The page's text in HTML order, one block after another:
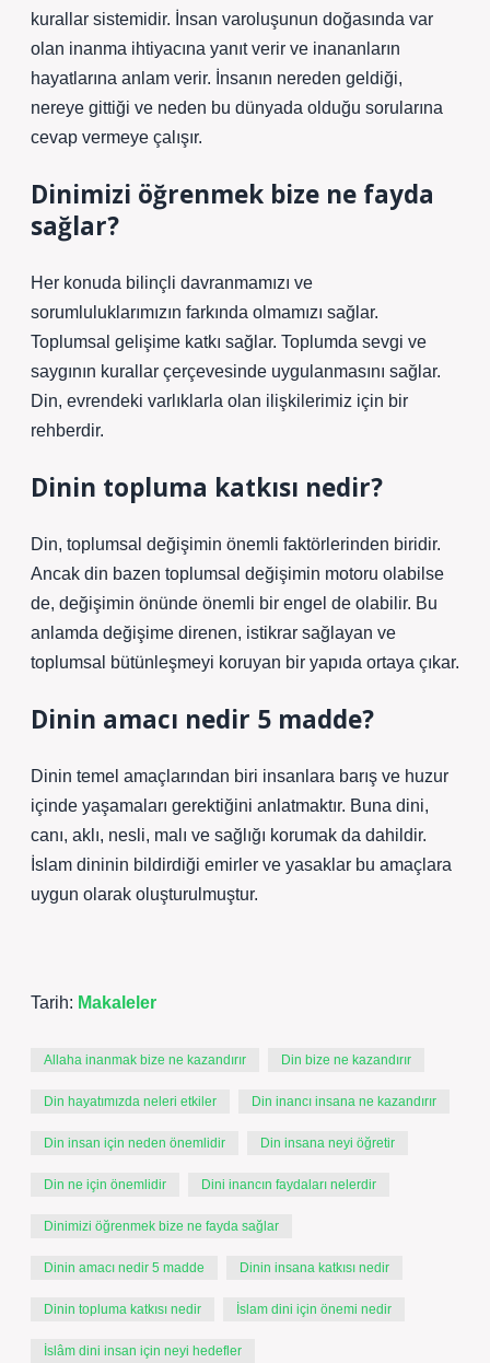
kurallar sistemidir. İnsan varoluşunun doğasında var
olan inanma ihtiyacına yanıt verir ve inananların
hayatlarına anlam verir. İnsanın nereden geldiği,
nereye gittiği ve neden bu dünyada olduğu sorularına
cevap vermeye çalışır.
Dinimizi öğrenmek bize ne fayda
sağlar?
Her konuda bilinçli davranmamızı ve
sorumluluklarımızın farkında olmamızı sağlar.
Toplumsal gelişime katkı sağlar. Toplumda sevgi ve
saygının kurallar çerçevesinde uygulanmasını sağlar.
Din, evrendeki varlıklarla olan ilişkilerimiz için bir
rehberdir.
Dinin topluma katkısı nedir?
Din, toplumsal değişimin önemli faktörlerinden biridir.
Ancak din bazen toplumsal değişimin motoru olabilse
de, değişimin önünde önemli bir engel de olabilir. Bu
anlamda değişime direnen, istikrar sağlayan ve
toplumsal bütünleşmeyi koruyan bir yapıda ortaya çıkar.
Dinin amacı nedir 5 madde?
Dinin temel amaçlarından biri insanlara barış ve huzur
içinde yaşamaları gerektiğini anlatmaktır. Buna dini,
canı, aklı, nesli, malı ve sağlığı korumak da dahildir.
İslam dininin bildirdiği emirler ve yasaklar bu amaçlara
uygun olarak oluşturulmuştur.
Tarih: Makaleler
Allaha inanmak bize ne kazandırır Din bize ne kazandırır
Din hayatımızda neleri etkiler Din inancı insana ne kazandırır
Din insan için neden önemlidir Din insana neyi öğretir
Din ne için önemlidir Dini inancın faydaları nelerdir
Dinimizi öğrenmek bize ne fayda sağlar
Dinin amacı nedir 5 madde Dinin insana katkısı nedir
Dinin topluma katkısı nedir İslam dini için önemi nedir
İslâm dini insan için neyi hedefler